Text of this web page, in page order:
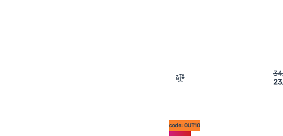
Zum Vergleich
code: OUT10